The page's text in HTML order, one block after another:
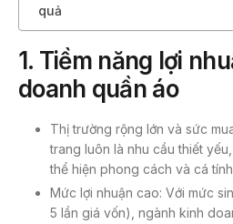
quả
1. Tiềm năng lợi
doanh quần áo
Thị trường rộng lớn và sức
trang luôn là nhu cầu thiết
thể hiện phong cách và cá
Mức lợi nhuận cao: Với mức
5 lần giá vốn), ngành kinh